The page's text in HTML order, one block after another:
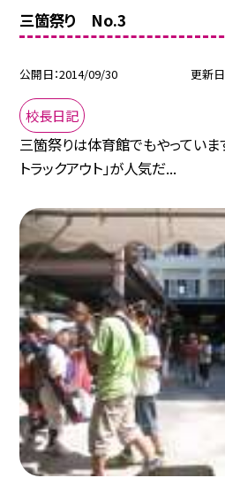
三箇祭り No.3
公開日 2014/09/30 更新日
校長日記
三箇祭りは体育館でもやっていま
トラックアウト」が人気だ...